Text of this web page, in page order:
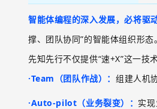
智能体编程的深入发展，必将驱
撑、团队协同”的智能体组织形态。
先知先行不仅提供“速+X”这一技
·Team （团队作战） ： 组建人机
·Auto-pilot （业务裂变） ： 实